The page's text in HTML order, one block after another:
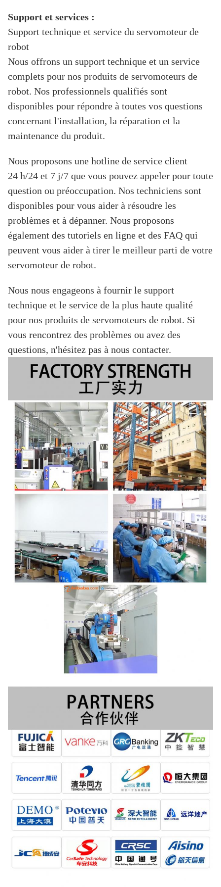
Support et services :
Support technique et service du servomoteur de
robot
Nous offrons un support technique et un service
complets pour nos produits de servomoteurs de
robot. Nos professionnels qualifiés sont
disponibles pour répondre à toutes vos questions
concernant l'installation, la réparation et la
maintenance du produit.
Nous proposons une hotline de service client
24 h/24 et 7 j/7 que vous pouvez appeler pour toute
question ou préoccupation. Nos techniciens sont
disponibles pour vous aider à résoudre les
problèmes et à dépanner. Nous proposons
également des tutoriels en ligne et des FAQ qui
peuvent vous aider à tirer le meilleur parti de votre
servomoteur de robot.
Nous nous engageons à fournir le support
technique et le service de la plus haute qualité
pour nos produits de servomoteurs de robot. Si
vous rencontrez des problèmes ou avez des
questions, n'hésitez pas à nous contacter.